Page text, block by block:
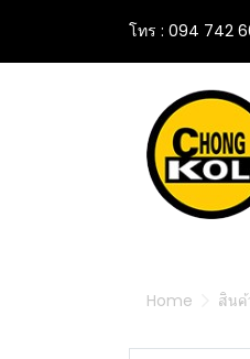
โทร : 094 742
Home สิน